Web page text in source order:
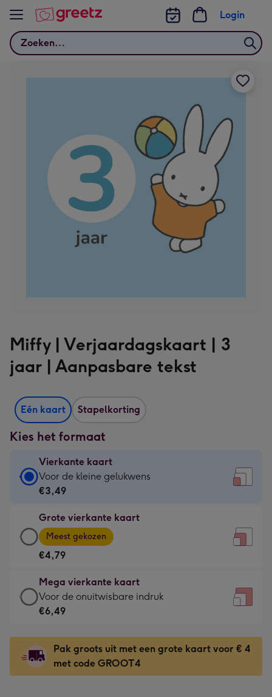
Bekijk meer
Zoeken
Login
Miffy | Verjaardagskaart | 3
jaar | Aanpasbare tekst
Eén kaart Stapelkorting
Kies het formaat
Vierkante kaart
Vierkante
kaart
€3,49
-
Voor
kleine
gelukwens
-
130
x
130
mm
Voor de kleine gelukwens
€3,49
Grote vierkante kaart
Grote
vierkante
kaart
-
€4,79
-
Meest
-
Dimensions:
167
Meest gekozen
€4,79
Mega vierkante kaart
Mega
vierkante
-
€6,49
-
Voor de onuitwisbare indruk
€6,49
Pak groots uit met een grote kaart voor € 4
met code GROOT4